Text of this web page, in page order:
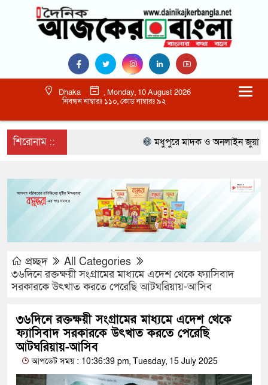
Dhaka
, Monday, 10 August 2026
নিবন্ধন নাম্বারঃ ১১০, কোড নাম্বারঃ ৯২
শিরোনাম :: মধুপুরে মাদক ও অনলাইন জুয়া
প্রচ্ছদ
All Categories
৩৬দিনে রক্তক্ষয়ী সংগ্রামের মাধ্যমে এদেশ থেকে ফ্যাসিবাদ
সরকারকে উৎখাত করতে পেরেছি আটঘরিয়ায়-আসিব
৩৬দিনে রক্তক্ষয়ী সংগ্রামের মাধ্যমে এদেশ থেকে
ফ্যাসিবাদ সরকারকে উৎখাত করতে পেরেছি
আটঘরিয়ায়-আসিব
আপডেট সময় : 10:36:39 pm, Tuesday, 15 July 2025